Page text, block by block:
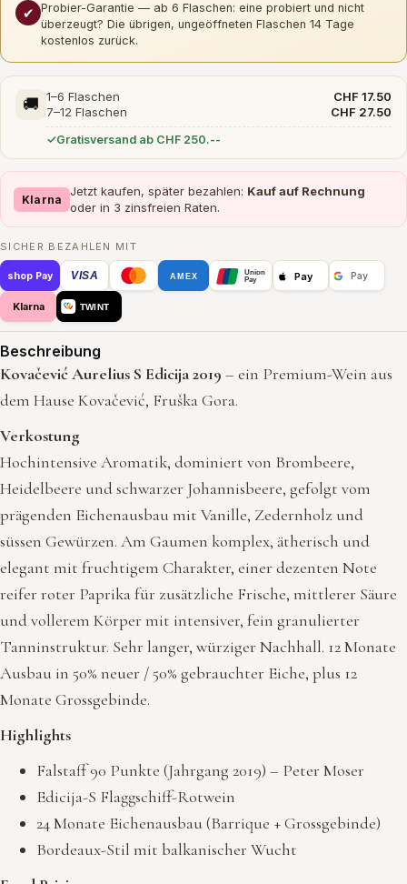
✔ Probier-Garantie — ab 6 Flaschen: eine probiert und nicht
überzeugt? Die übrigen, ungeöffneten Flaschen 14 Tage
kostenlos zurück.
🚚 1–6 Flaschen
CHF 17.50
7–12 Flaschen
CHF 27.50
Gratisversand ab CHF 250.--
Klarna
Jetzt kaufen, später bezahlen: Kauf auf Rechnung
oder in 3 zinsfreien Raten.
SICHER BEZAHLEN MIT
shop Pay VISA AMEX
Union
Pay
Pay Pay
Klarna TWINT
Beschreibung
Kovačević Aurelius S Edicija 2019 – ein Premium-Wein aus
dem Hause Kovačević, Fruška Gora.
Verkostung
Hochintensive Aromatik, dominiert von Brombeere,
Heidelbeere und schwarzer Johannisbeere, gefolgt vom
prägenden Eichenausbau mit Vanille, Zedernholz und
süssen Gewürzen. Am Gaumen komplex, ätherisch und
elegant mit fruchtigem Charakter, einer dezenten Note
reifer roter Paprika für zusätzliche Frische, mittlerer Säure
und vollerem Körper mit intensiver, fein granulierter
Tanninstruktur. Sehr langer, würziger Nachhall. 12 Monate
Ausbau in 50% neuer / 50% gebrauchter Eiche, plus 12
Monate Grossgebinde.
Highlights
Falstaff 90 Punkte (Jahrgang 2019) – Peter Moser
Edicija-S Flaggschiff-Rotwein
24 Monate Eichenausbau (Barrique + Grossgebinde)
Bordeaux-Stil mit balkanischer Wucht